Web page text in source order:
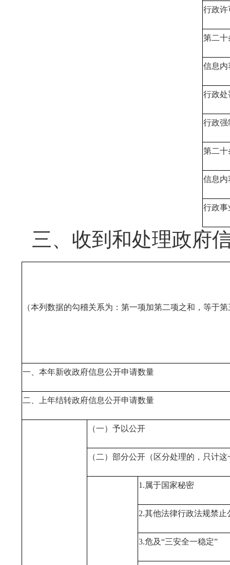
行政许
第二十
信息内
行政处
行政强
第二十
信息内
行政事
三、收到和处理政府
（本列数据的勾稽关系为：第一项加第二项之和，等于
一、本年新收政府信息公开申请数量
二、上年结转政府信息公开申请数量
（一）予以公开
（二）部分公开（区分处理的，只计
1.属于国家秘密
2.其他法律行政法规禁止
3.危及“三安全一稳定”